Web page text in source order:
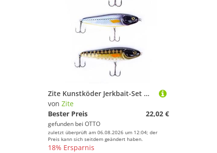
Zite Kunstköder Jerkbait-Set mit Drillingshaken 43-75 g 12,5-15 cm Hechtköder 3 Stück
von Zite
Bester Preis
22,02 €
gefunden bei OTTO
zuletzt überprüft am 06.08.2026 um 12:04; der
Preis kann sich seitdem geändert haben.
18% Ersparnis